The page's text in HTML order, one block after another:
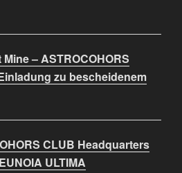
– ASTROCOHORS
zu bescheidenem
CLUB Headquarters
ULTIMA